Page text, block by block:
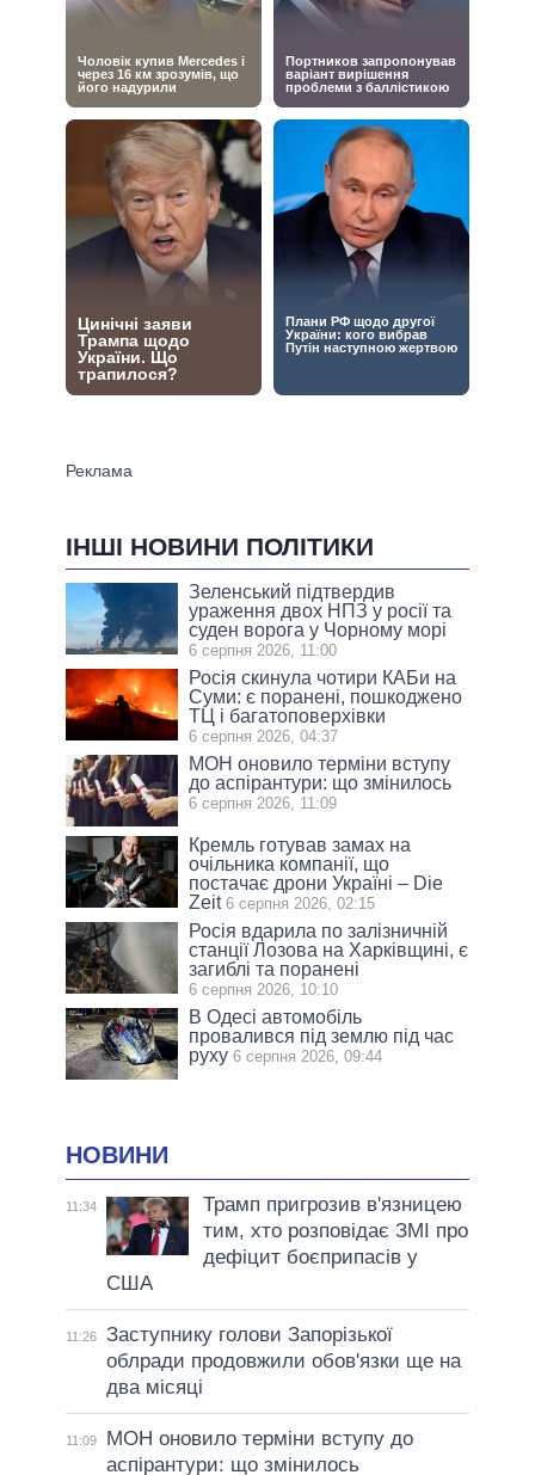
ІНШІ НОВИНИ ПОЛІТИКИ
Зеленський підтвердив
ураження двох НПЗ у росії та
суден ворога у Чорному морі
6 серпня 2026, 11:00
Росія скинула чотири КАБи на
Суми: є поранені, пошкоджено
ТЦ і багатоповерхівки
6 серпня 2026, 04:37
МОН оновило терміни вступу
до аспірантури: що змінилось
6 серпня 2026, 11:09
Кремль готував замах на
очільника компанії, що
постачає дрони Україні – Die
Zeit 6 серпня 2026, 02:15
Росія вдарила по залізничній
станції Лозова на Харківщині, є
загиблі та поранені
6 серпня 2026, 10:10
В Одесі автомобіль
провалився під землю під час
руху 6 серпня 2026, 09:44
НОВИНИ
11:34
Трамп пригрозив в'язницею
тим, хто розповідає ЗМІ про
дефіцит боєприпасів у
США
11:26
Заступнику голови Запорізької
облради продовжили обов'язки ще на
два місяці
11:09
МОН оновило терміни вступу до
аспірантури: що змінилось